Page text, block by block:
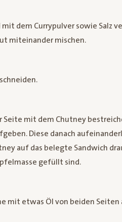
dem Currypulver sowie Salz
miteinander mischen.
Seite mit dem Chutney
Diese danach
auf das belegte Sandwich
gefüllt sind.
mit etwas Öl von beiden Seiten